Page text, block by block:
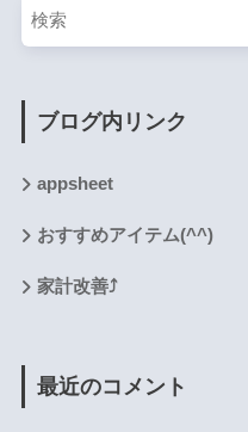
ブログ内リンク
appsheet
おすすめアイテム(^^)
家計改善⤴
最近のコメント